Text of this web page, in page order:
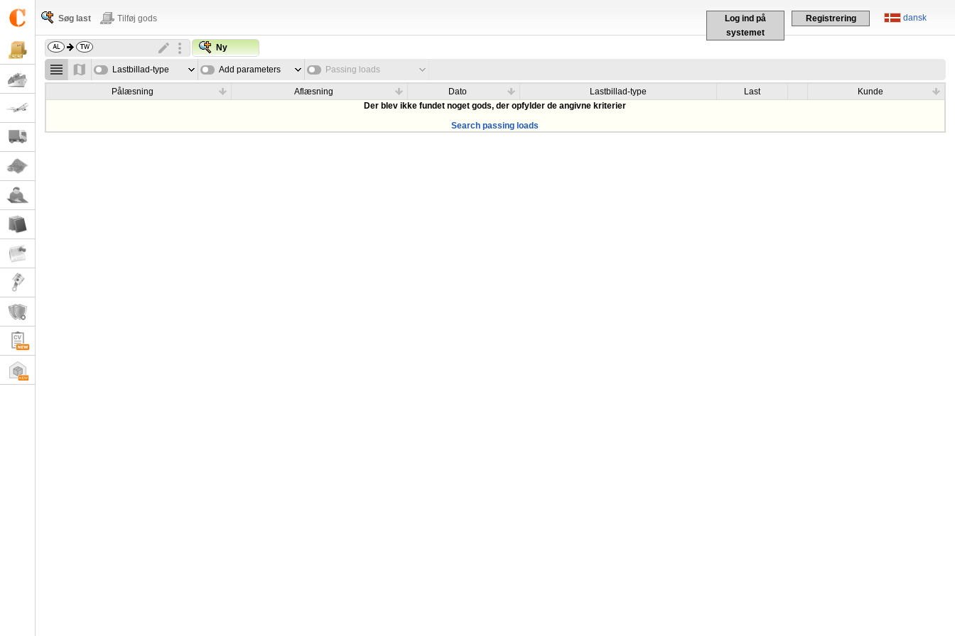
dansk
Log ind på
systemet
Registrering
Søg last Tilføj gods
Ny
Lastbillad-type Add parameters Passing loads
Pålæsning Aflæsning Dato Lastbillad-type Last
Kunde
Der blev ikke fundet noget gods, der opfylder de angivne kriterier
Search passing loads